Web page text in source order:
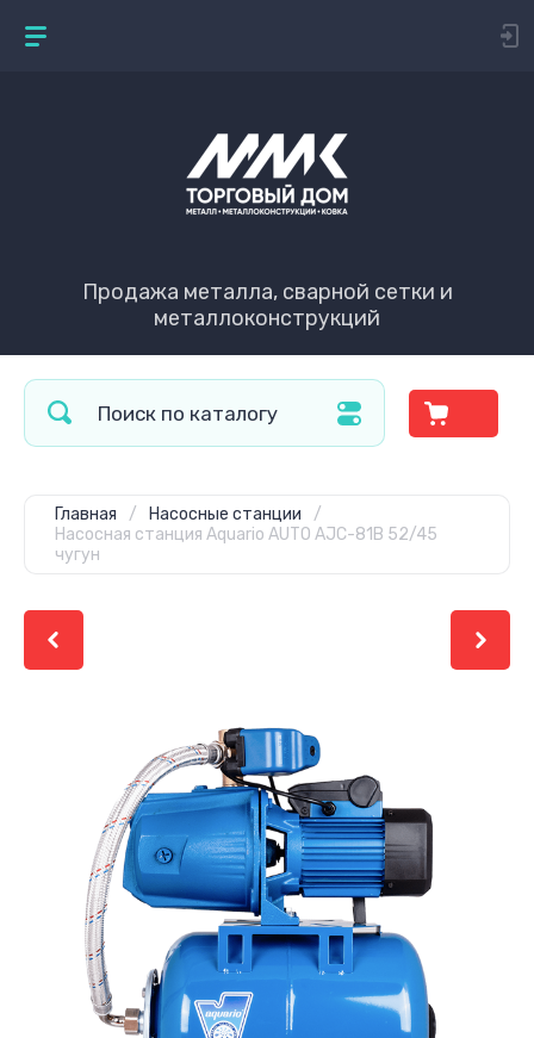
Продажа металла, сварной сетки и
металлоконструкций
Главная / Насосные станции
/
Насосная станция Aquario AUTO AJC-81B 52/45
чугун